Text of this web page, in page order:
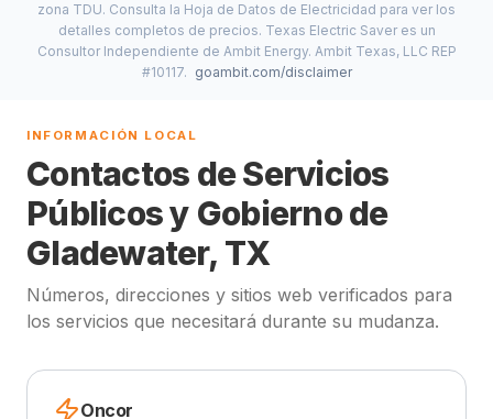
zona TDU. Consulta la Hoja de Datos de Electricidad para ver los
detalles completos de precios. Texas Electric Saver es un
Consultor Independiente de Ambit Energy. Ambit Texas, LLC REP
#10117. goambit.com/disclaimer
INFORMACIÓN LOCAL
Contactos de Servicios
Públicos y Gobierno de
Gladewater, TX
Números, direcciones y sitios web verificados para
los servicios que necesitará durante su mudanza.
Oncor